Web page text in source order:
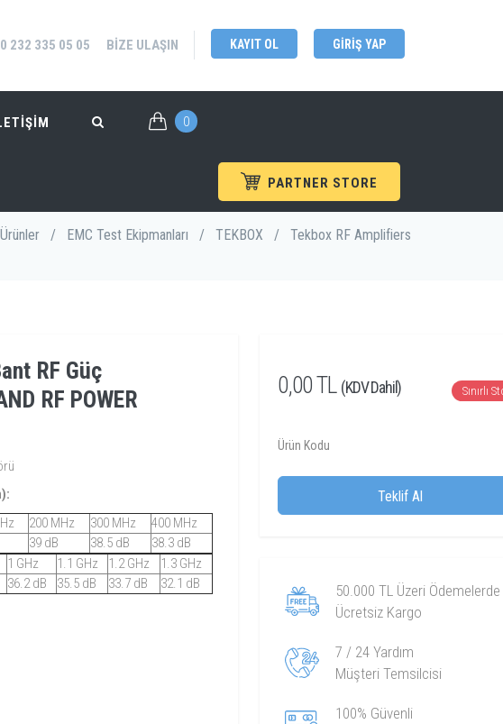
232 335 05 05 BIZE ULAŞIN KAYIT OL GIRIŞ YAP
0
PARTNER STORE
Ürünler / EMC Test Ekipmanları / TEKBOX / Tekbox RF Amplifiers
RF Güç
RF POWER
200 MHz 300 MHz
400 MHz
39 dB 38.5 dB
38.3 dB
1 GHz 1.1 GHz 1.2 GHz
1.3 GHz
36.2 dB 35.5 dB 33.7 dB 32.1 dB
0,00 TL (KDV Dahil) Sınırlı
Ürün Kodu
Teklif Al
50.000 TL Üzeri Ödemelerde
Ücretsiz Kargo
7 / 24 Yardım
Müşteri Temsilcisi
100% Güvenli